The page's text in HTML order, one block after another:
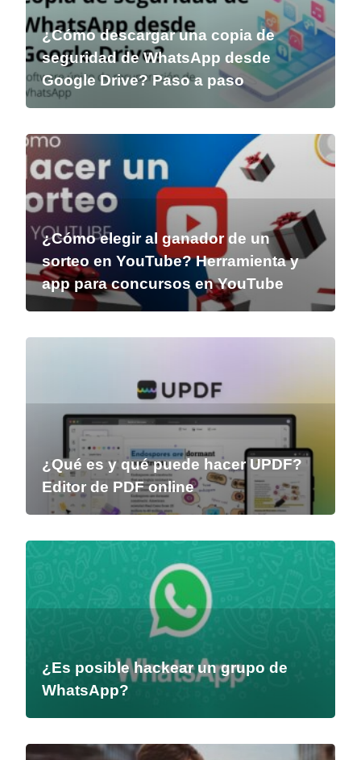
¿Cómo descargar una copia de
seguridad de WhatsApp desde
Google Drive? Paso a paso
¿Cómo elegir al ganador de un
sorteo en YouTube? Herramienta y
app para concursos en YouTube
¿Qué es y qué puede hacer UPDF?
Editor de PDF online
¿Es posible hackear un grupo de
WhatsApp?